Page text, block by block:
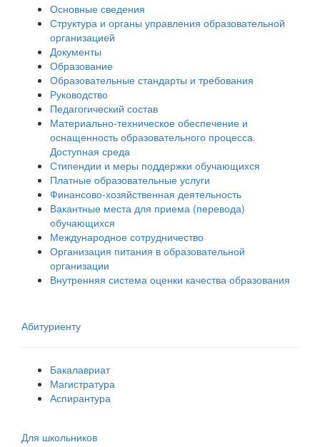
Основные сведения
Структура и органы управления образовательной
организацией
Документы
Образование
Образовательные стандарты и требования
Руководство
Педагогический состав
Материально-техническое обеспечение и
оснащенность образовательного процесса.
Доступная среда
Стипендии и меры поддержки обучающихся
Платные образовательные услуги
Финансово-хозяйственная деятельность
Вакантные места для приема (перевода)
обучающихся
Международное сотрудничество
Организация питания в образовательной
организации
Внутренняя система оценки качества образования
Абитуриенту
Бакалавриат
Магистратура
Аспирантура
Для школьников